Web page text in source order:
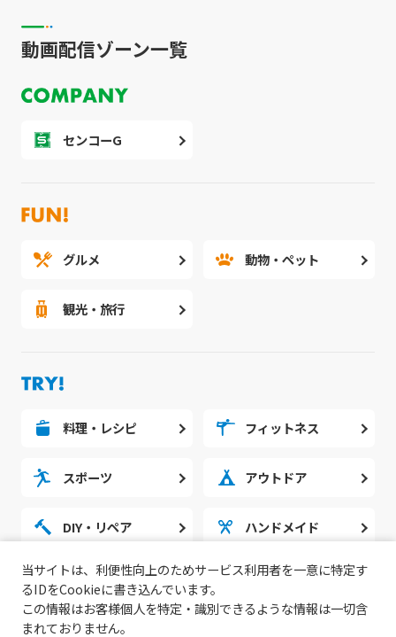
動画配信ゾーン一覧
センコーG
グルメ 動物・ペット
観光・旅行
料理・レシピ フィットネス
スポーツ アウトドア
DIY・リペア ハンドメイド
勉強・スタディ ノウハウ
当サイトは、利便性向上のためサービス利用者を一意に特定す
るIDをCookieに書き込んでいます。
この情報はお客様個人を特定・識別できるような情報は一切含
まれておりません。